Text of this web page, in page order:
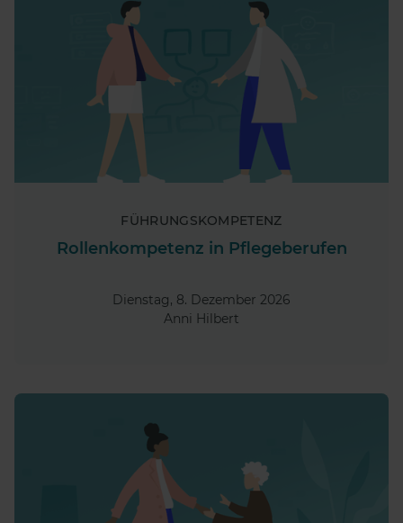
FÜHRUNGSKOMPETENZ
Rollenkompetenz in Pflegeberufen
Dienstag, 8. Dezember 2026
Anni Hilbert